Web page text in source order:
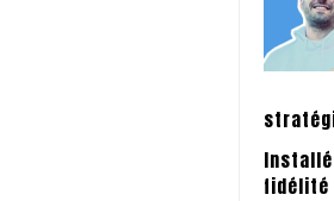
fidélité